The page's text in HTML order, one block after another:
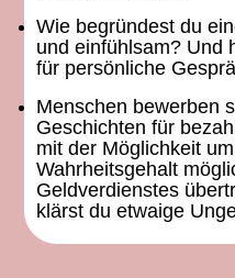
Wie begründest du
und einfühlsam? Und
für persönliche
Menschen bewerben
Geschichten für
mit der Möglichkeit
Wahrheitsgehalt
Geldverdienstes
klärst du etwaige